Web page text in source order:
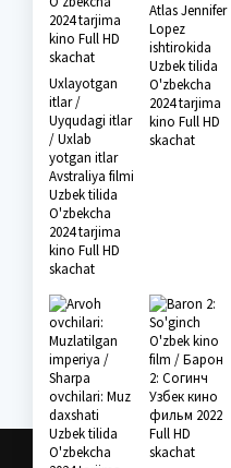
Uxlayotgan
itlar /
Uyqudagi itlar
/ Uxlab
yotgan itlar
Avstraliya filmi
Uzbek tilida
O'zbekcha
2024 tarjima
kino Full HD
skachat
Atlas Jennifer
Lopez
ishtirokida
Uzbek tilida
O'zbekcha
2024 tarjima
kino Full HD
skachat